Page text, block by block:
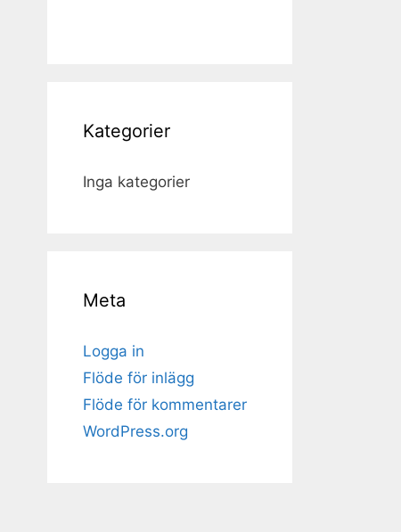
Kategorier
Inga kategorier
Meta
Logga in
Flöde för inlägg
Flöde för kommentarer
WordPress.org